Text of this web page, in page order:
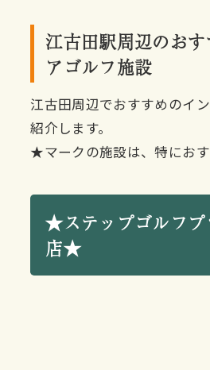
江古田駅周辺のお
アゴルフ施設
江古田周辺でおすすめのイ
紹介します。
★マークの施設は、特におす
★ステップゴルフプ
店★